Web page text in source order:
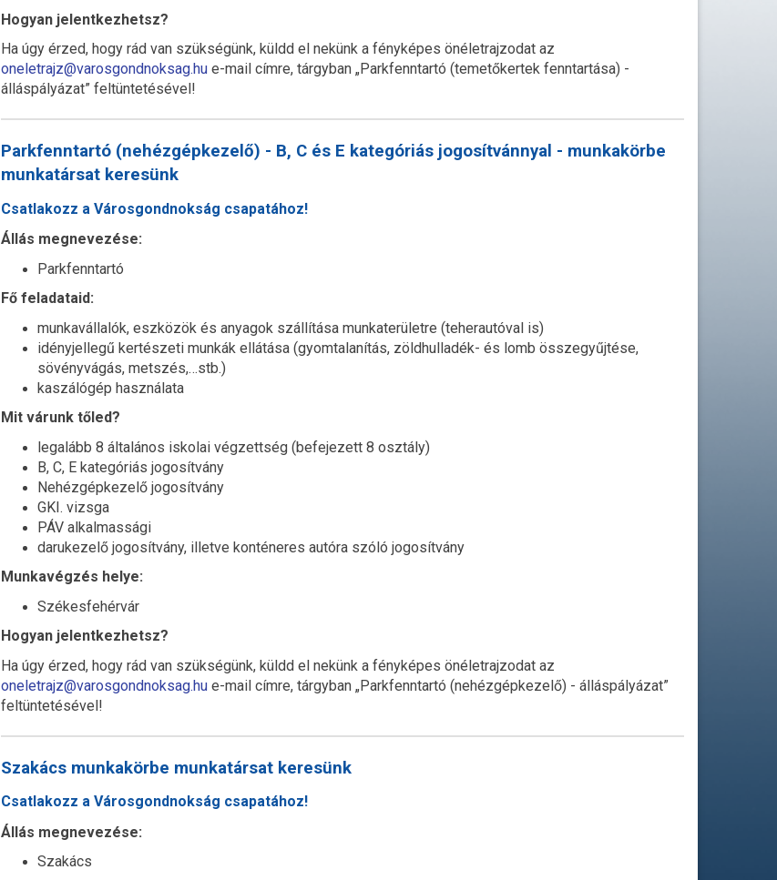
Hogyan jelentkezhetsz?
Ha úgy érzed, hogy rád van szükségünk, küldd el nekünk a fényképes önéletrajzodat az
oneletrajz@varosgondnoksag.hu e-mail címre, tárgyban „Parkfenntartó (temetőkertek fenntartása) -
álláspályázat” feltüntetésével!
Parkfenntartó (nehézgépkezelő) - B, C és E kategóriás jogosítvánnyal - munkakörbe
munkatársat keresünk
Csatlakozz a Városgondnokság csapatához!
Állás megnevezése:
Parkfenntartó
Fő feladataid:
munkavállalók, eszközök és anyagok szállítása munkaterületre (teherautóval is)
idényjellegű kertészeti munkák ellátása (gyomtalanítás, zöldhulladék- és lomb összegyűjtése,
sövényvágás, metszés,…stb.)
kaszálógép használata
Mit várunk tőled?
legalább 8 általános iskolai végzettség (befejezett 8 osztály)
B, C, E kategóriás jogosítvány
Nehézgépkezelő jogosítvány
GKI. vizsga
PÁV alkalmassági
darukezelő jogosítvány, illetve konténeres autóra szóló jogosítvány
Munkavégzés helye:
Székesfehérvár
Hogyan jelentkezhetsz?
Ha úgy érzed, hogy rád van szükségünk, küldd el nekünk a fényképes önéletrajzodat az
oneletrajz@varosgondnoksag.hu e-mail címre, tárgyban „Parkfenntartó (nehézgépkezelő) - álláspályázat”
feltüntetésével!
Szakács munkakörbe munkatársat keresünk
Csatlakozz a Városgondnokság csapatához!
Állás megnevezése:
Szakács